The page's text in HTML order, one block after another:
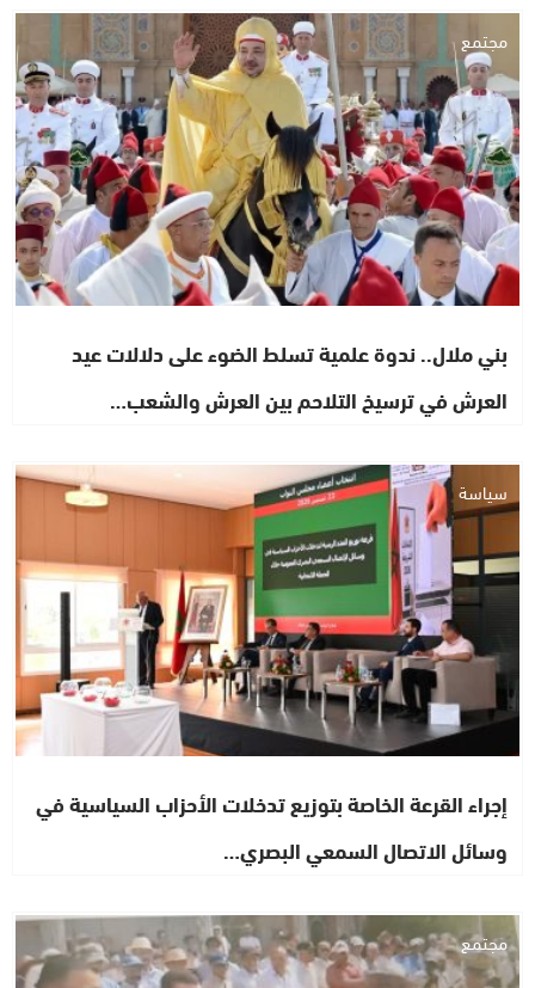
مجتمع
بني ملال.. ندوة علمية تسلط الضوء على دلالات عيد
العرش في ترسيخ التلاحم بين العرش والشعب…
سياسة
إجراء القرعة الخاصة بتوزيع تدخلات الأحزاب السياسية في
وسائل الاتصال السمعي البصري…
مجتمع